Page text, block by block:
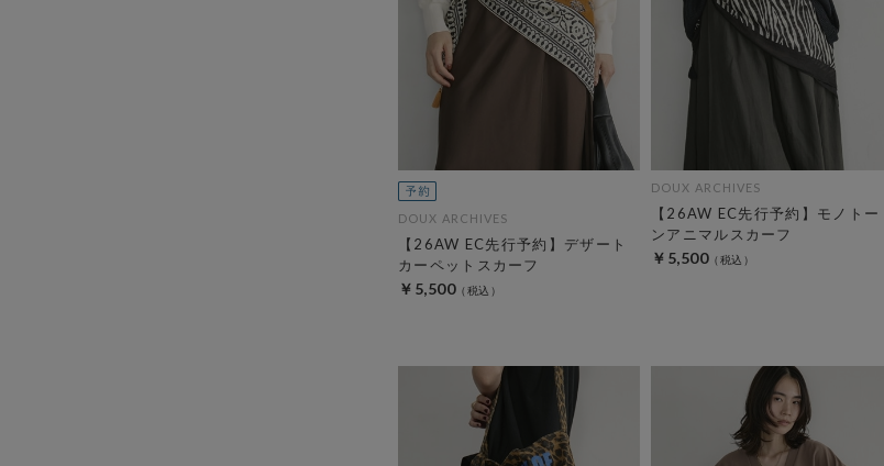
DOUX ARCHIVES
【26AW EC先行予約】デザート
カーペットスカーフ
￥5,500
DOUX ARCHIVES
【26AW EC先行予約】モノトー
ンアニマルスカーフ
￥5,500